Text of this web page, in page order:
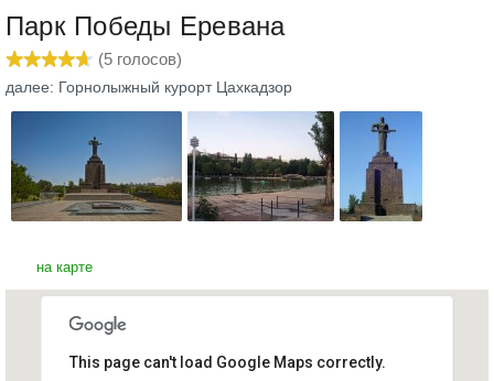
Парк Победы Еревана
(5 голосов)
далее: Горнолыжный курорт Цахкадзор
на карте
Парк Победы Еревана
This page can't load Google Maps correctly.